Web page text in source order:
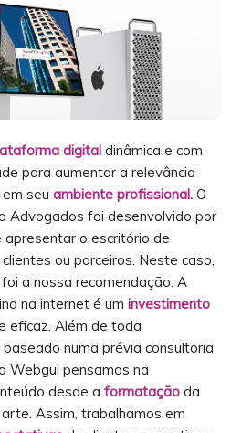
digitaldinâmica e com
para aumentar a relevância
seu ambiente profissional.O
Advogados foi desenvolvido por
apresentar o escritório de
ou parceiros. Neste caso,
foi a nossa recomendação. A
na internet é um investimento
eficaz. Além de toda
numa prévia consultoria
Webgui pensamos na
desde a formataçãoda
Assim, trabalhamos em